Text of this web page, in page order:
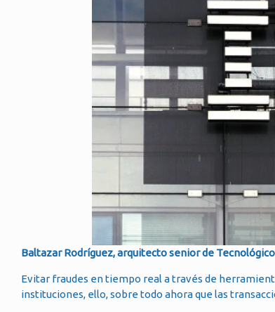
Baltazar Rodríguez, arquitecto senior de
Evitar fraudes en tiempo real a través de
instituciones, ello, sobre todo ahora que las